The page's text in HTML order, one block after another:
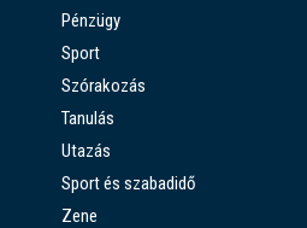
Pénzügy
Sport
Szórakozás
Tanulás
Utazás
Sport és szabadidő
Zene